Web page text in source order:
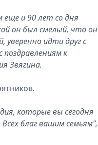
еще и 90 лет со дня
он был смелый, что он
идти друг с
поздравлениям к
Звягина.
которые вы сегодня
благ вашим семьям",